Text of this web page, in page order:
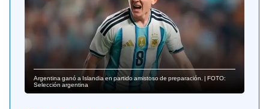
Argentina ganó a Islandia en partido amistoso de preparación. | FOTO:
Selección argentina